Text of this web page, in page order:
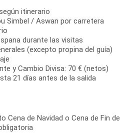
itinerario
Simbel / Aswan por carretera
durante las visitas
(excepto propina del guía)
y Cambio Divisa: 70 € (netos)
21 días antes de la salida
Cena de Navidad o Cena de Fin de